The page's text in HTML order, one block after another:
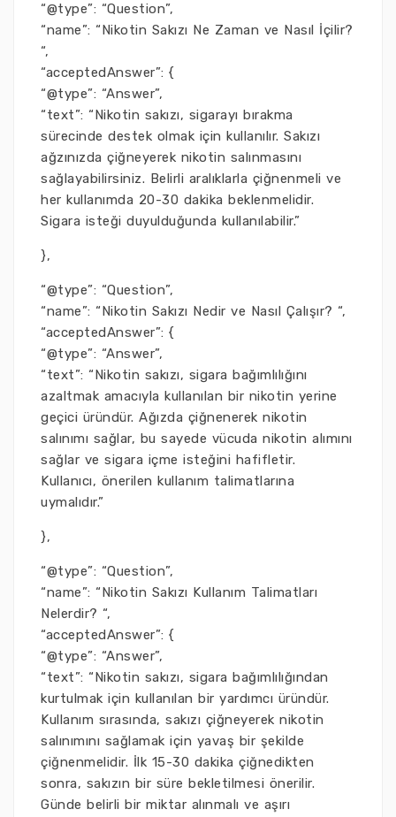
“@type”: “Question”,
“name”: “Nikotin Sakızı Ne Zaman ve Nasıl İçilir?
“,
“acceptedAnswer”: {
“@type”: “Answer”,
“text”: “Nikotin sakızı, sigarayı bırakma
sürecinde destek olmak için kullanılır. Sakızı
ağzınızda çiğneyerek nikotin salınmasını
sağlayabilirsiniz. Belirli aralıklarla çiğnenmeli ve
her kullanımda 20-30 dakika beklenmelidir.
Sigara isteği duyulduğunda kullanılabilir.”
},
“@type”: “Question”,
“name”: “Nikotin Sakızı Nedir ve Nasıl Çalışır? “,
“acceptedAnswer”: {
“@type”: “Answer”,
“text”: “Nikotin sakızı, sigara bağımlılığını
azaltmak amacıyla kullanılan bir nikotin yerine
geçici üründür. Ağızda çiğnenerek nikotin
salınımı sağlar, bu sayede vücuda nikotin alımını
sağlar ve sigara içme isteğini hafifletir.
Kullanıcı, önerilen kullanım talimatlarına
uymalıdır.”
},
“@type”: “Question”,
“name”: “Nikotin Sakızı Kullanım Talimatları
Nelerdir? “,
“acceptedAnswer”: {
“@type”: “Answer”,
“text”: “Nikotin sakızı, sigara bağımlılığından
kurtulmak için kullanılan bir yardımcı üründür.
Kullanım sırasında, sakızı çiğneyerek nikotin
salınımını sağlamak için yavaş bir şekilde
çiğnenmelidir. İlk 15-30 dakika çiğnedikten
sonra, sakızın bir süre bekletilmesi önerilir.
Günde belirli bir miktar alınmalı ve aşırı